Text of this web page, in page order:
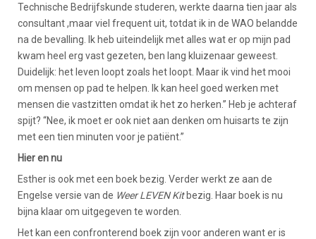
Technische Bedrijfskunde studeren, werkte daarna tien jaar als
consultant ,maar viel frequent uit, totdat ik in de WAO belandde
na de bevalling. Ik heb uiteindelijk met alles wat er op mijn pad
kwam heel erg vast gezeten, ben lang kluizenaar geweest.
Duidelijk: het leven loopt zoals het loopt. Maar ik vind het mooi
om mensen op pad te helpen. Ik kan heel goed werken met
mensen die vastzitten omdat ik het zo herken.” Heb je achteraf
spijt? “Nee, ik moet er ook niet aan denken om huisarts te zijn
met een tien minuten voor je patiënt.”
Hier en nu
Esther is ook met een boek bezig. Verder werkt ze aan de
Engelse versie van de Weer LEVEN Kitbezig. Haar boek is nu
bijna klaar om uitgegeven te worden.
Het kan een confronterend boek zijn voor anderen want er is